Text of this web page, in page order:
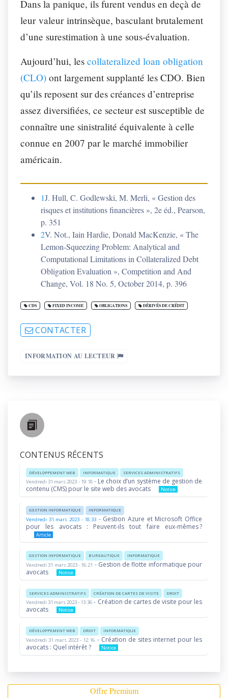
Dans la panique, ils furent vendus en deçà de
leur valeur intrinsèque, basculant brutalement
d’une surestimation à une sous-évaluation.
Aujourd’hui, les collateralized loan obligation
(CLO) ont largement supplanté les CDO. Bien
qu’ils reposent sur des créances d’entreprise
assez diversifiées, ce secteur est susceptible de
connaître une sinistralité équivalente à celle
connue en 2007 par le marché immobilier
américain.
1J. Hull, C. Godlewski, M. Merli, « Gestion des
risques et institutions financières », 2e éd., Pearson,
p. 351
2V. Not., Iain Hardie, Donald MacKenzie, « The
Lemon-Squeezing Problem: Analytical and
Computational Limitations in Collateralized Debt
Obligation Evaluation », Competition and And
Change, Vol. 18 No. 5, October 2014, p. 396
CDS FIXED INCOME OBLIGATIONS DÉRIVÉS DE CRÉDIT
CONTACTER
INFORMATION AU LECTEUR
CONTENUS RÉCENTS
DÉVELOPPEMENT WEB INFORMATIQUE SERVICES ADMINISTRATIFS
Vendredi 31 mars 2023 - 19:18- Le choix d’un système de gestion de
contenu (CMS) pour le site web des avocats
Notice
GESTION INFORMATIQUE INFORMATIQUE
Vendredi 31 mars 2023 - 18:33 - Gestion Azure et Microsoft Office
pour les avocats : Peuvent-ils tout faire eux-mêmes ?
Article
GESTION INFORMATIQUE BUREAUTIQUE INFORMATIQUE
Vendredi 31 mars 2023 - 16:21 - Gestion de flotte informatique pour
avocats
Notice
SERVICES ADMINISTRATIFS CRÉATION DE CARTES DE VISITE DROIT
Vendredi 31 mars 2023 - 13:36 - Création de cartes de visite pour les
avocats
Notice
DÉVELOPPEMENT WEB DROIT INFORMATIQUE
Vendredi 31 mars 2023 - 12:16 - Création de sites internet pour les
avocats : Quel intérêt ?
Notice
Offre Premium